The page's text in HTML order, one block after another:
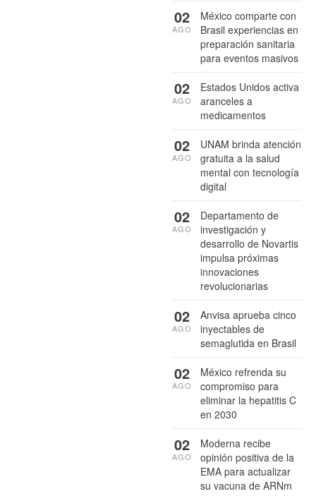
México comparte con
Brasil experiencias en
preparación sanitaria
para eventos masivos
02
AGO
Estados Unidos activa
aranceles a
medicamentos
02
AGO
UNAM brinda atención
gratuita a la salud
mental con tecnología
digital
02
AGO
Departamento de
investigación y
desarrollo de Novartis
impulsa próximas
innovaciones
revolucionarias
02
AGO
Anvisa aprueba cinco
inyectables de
semaglutida en Brasil
02
AGO
México refrenda su
compromiso para
eliminar la hepatitis C
en 2030
02
AGO
Moderna recibe
opinión positiva de la
EMA para actualizar
su vacuna de ARNm
02
AGO